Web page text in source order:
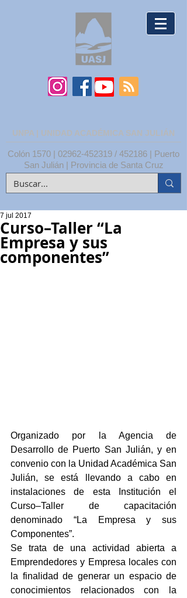
UNPA | UNIDAD ACADÉMICA SAN JULIÁN
Colón 1570 | 02962-452319 / 452186 | Puerto
San Julián | Provincia de Santa Cruz
Curso–Taller “La
Empresa y sus
componentes”
7 jul 2017
Organizado por la Agencia de
Desarrollo de Puerto San Julián, y en
convenio con la Unidad Académica San
Julián, se está llevando a cabo en
instalaciones de esta Institución el
Curso–Taller de capacitación
denominado “La Empresa y sus
Componentes”.
Se trata de una actividad abierta a
Emprendedores y Empresa locales con
la finalidad de generar un espacio de
conocimientos relacionados con la